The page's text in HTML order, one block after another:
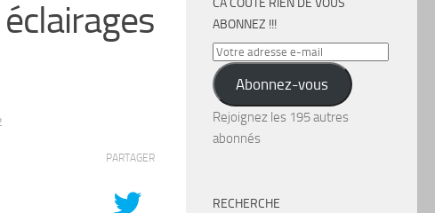
PARTAGER
CA COÛTE RIEN DE VOUS
ABONNEZ !!!
Votre
adresse
e-
mail
Abonnez-vous
Rejoignez les 195 autres
abonnés
RECHERCHE